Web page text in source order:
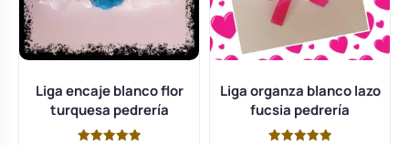
Liga encaje blanco flor
turquesa pedrería
Liga organza blanco lazo
fucsia pedrería